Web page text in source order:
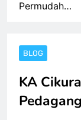
Permudah…
BLOG
KA